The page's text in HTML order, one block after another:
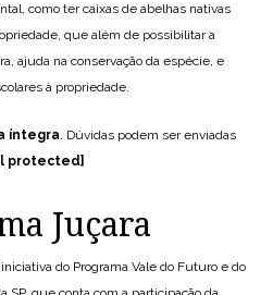
como ter caixas de abelhas nativas
que além de possibilitar a
ajuda na conservação da espécie, e
à propriedade.
íntegra. Dúvidas podem ser enviadas
protected]
Juçara
do Programa Vale do Futuro e do